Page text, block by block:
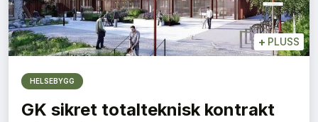
+ PLUSS
HELSEBYGG
GK sikret totalteknisk kontrakt